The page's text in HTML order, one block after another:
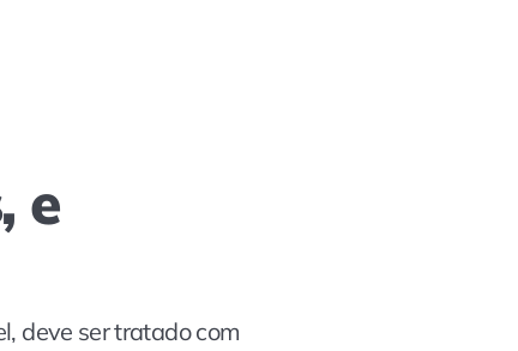
e
deve ser tratado com